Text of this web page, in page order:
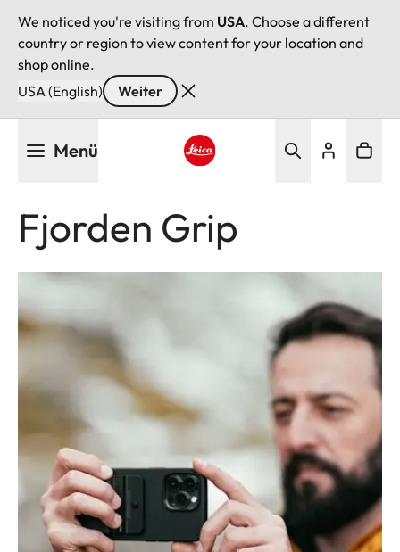
We noticed you're visiting from USA. Choose a different
country or region to view content for your location and
shop online.
USA (English)
Weiter
Menü
Fjorden Grip